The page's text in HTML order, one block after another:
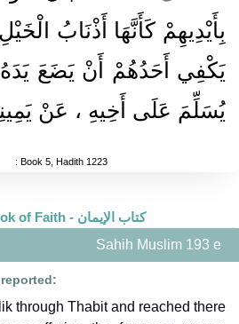
بِأَيْدِيهِمْ كَأَنَّهَا أَذْنَابُ
يَكْفِي أَحَدُهُمْ أَنْ يَضَعَ
يُسَلِّمَ عَلَى أَخِيهِ ، عَنْ
: Book 5, Hadith 1223
The Book of Faith - كتاب الإيمان
Sahih Muslim 193 e
through Thabit and reached there